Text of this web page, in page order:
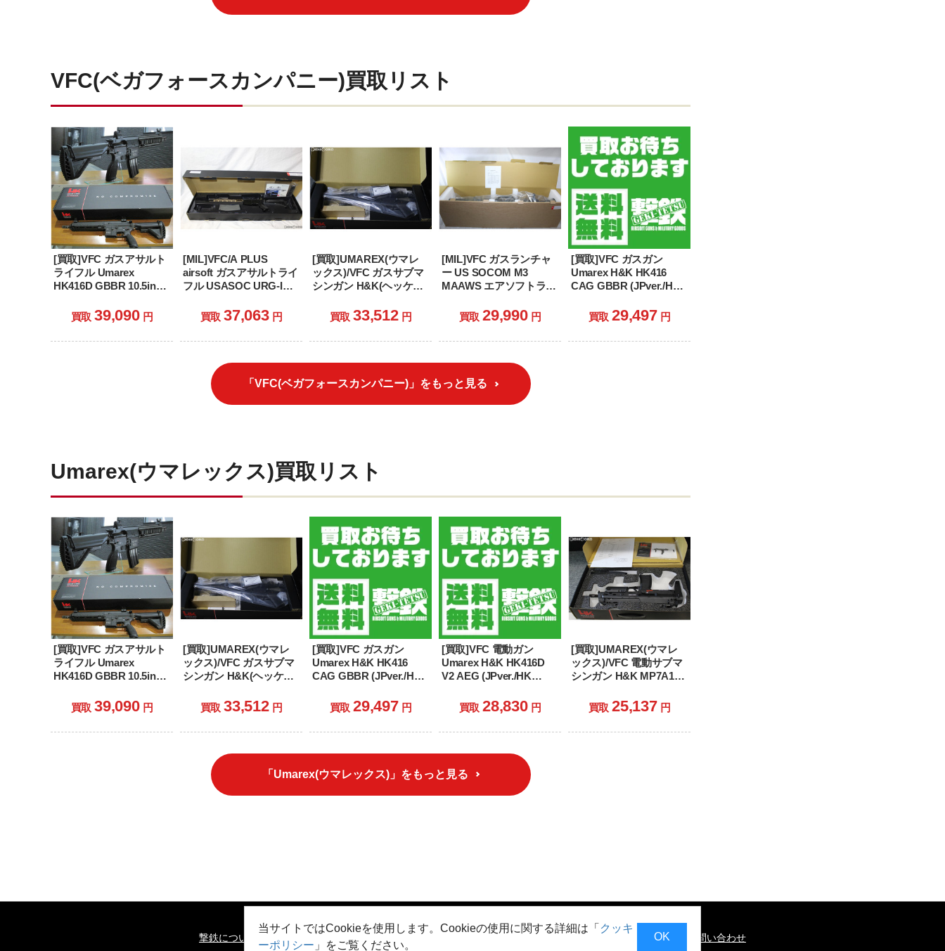
当サイトではCookieを使用します。Cookieの使用に関する詳細は「 クッキ
ーポリシー 」をご覧ください。
OK
VFC(ベガフォースカンパニー)買取リスト
[買取]VFC ガスアサルト
ライフル Umarex
HK416D GBBR 10.5in
買取 39,090 円
[MIL]VFC/A PLUS
airsoft ガスアサルトライ
フル USASOC URG-I
PLUS Ver.) ガスブローバ
ック(VFC-052-BK) (18歳
以上専用)
買取 37,063 円
[買取]UMAREX(ウマレ
ックス)/VFC ガスサブマ
シンガン H&K(ヘッケラ
MP5SD3 EarlyModel(ア
ーリーモデル)(JPver./HK
Licensed)(VF2J-
以上専用)
買取 33,512 円
[MIL]VFC ガスランチャ
ー US SOCOM M3
MAAWS エアソフトラン
OD01) (18歳以上専用)
買取 29,990 円
[買取]VFC ガスガン
Umarex H&K HK416
CAG GBBR (JPver./HK
RAL8000(VF2J-LHK416-
TN03) (18歳以上専用)
買取 29,497 円
「VFC(ベガフォースカンパニー)」をもっと見る
Umarex(ウマレックス)買取リスト
[買取]VFC ガスアサルト
ライフル Umarex
HK416D GBBR 10.5in
買取 39,090 円
[買取]UMAREX(ウマレ
ックス)/VFC ガスサブマ
シンガン H&K(ヘッケラ
MP5SD3 EarlyModel(ア
ーリーモデル)(JPver./HK
Licensed)(VF2J-
以上専用)
買取 33,512 円
[買取]VFC ガスガン
Umarex H&K HK416
CAG GBBR (JPver./HK
RAL8000(VF2J-LHK416-
TN03) (18歳以上専用)
買取 29,497 円
[買取]VFC 電動ガン
Umarex H&K HK416D
V2 AEG (JPver./HK
LHK416-BK83) (18歳以
上専用)
買取 28,830 円
[買取]UMAREX(ウマレ
ックス)/VFC 電動サブマ
シンガン H&K MP7A1
ジェネレーション)
(JPver./HK Licensed)
(VF1J-LMP7-BK02) (18
買取 25,137 円
「Umarex(ウマレックス)」をもっと見る
撃鉄について プライバシーポリシー クッキーポリシー ご利用規約 特定商取引法に基づく表記 お問い合わせ